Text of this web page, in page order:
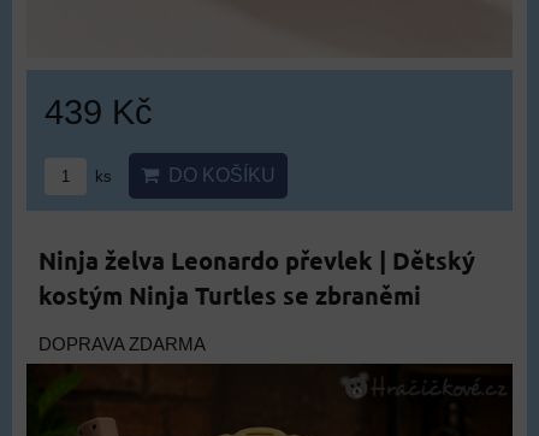
439 Kč
ks DO KOŠÍKU
Ninja želva Leonardo převlek | Dětský
kostým Ninja Turtles se zbraněmi
DOPRAVA ZDARMA